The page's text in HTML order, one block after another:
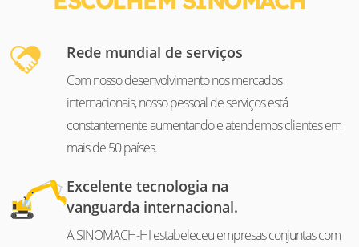
Rede mundial de serviços
Com nosso desenvolvimento nos mercados
internacionais, nosso pessoal de serviços está
constantemente aumentando e atendemos clientes em
mais de 50 países.
Excelente tecnologia na
vanguarda internacional.
A SINOMACH-HI estabeleceu empresas conjuntas com